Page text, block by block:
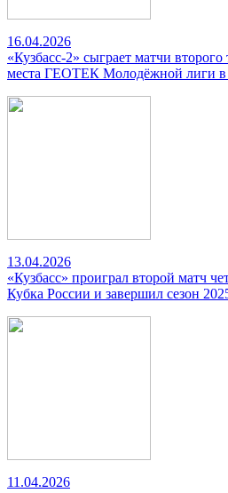
16.04.2026
«Кузбасс-2» сыграет матчи
места ГЕОТЕК Молодёжной лиги в
13.04.2026
«Кузбасс» проиграл второй матч
Кубка России и завершил сезон
11.04.2026